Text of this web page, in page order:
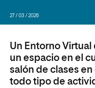
27 / 03 / 2026
Un Entorno Virtual
un espacio en el
salón de clases
todo tipo de